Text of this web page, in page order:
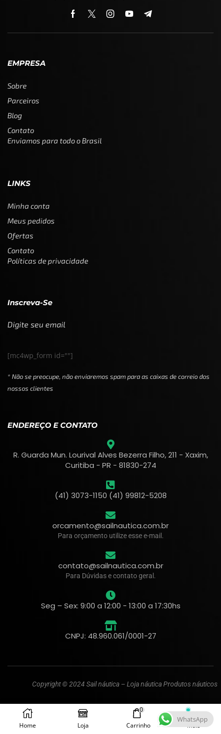
Home Loja
0
Carrinho Mais
EMPRESA
Sobre
Parceiros
Blog
Contato
Enviamos para todo o Brasil
LINKS
Minha conta
Meus pedidos
Ofertas
Contato
Políticas de privacidade
Inscreva-Se
Digite seu email
[mc4wp_form id=""]
* Não se preocupe, não enviaremos spam para as caixas de correio dos
nossos clientes
ENDEREÇO E CONTATO
R. Guarda Mun. Lourival Alves Bezerra Filho, 211 - Xaxim,
Curitiba - PR - 81830-274
(41) 3073-1150 (41) 99812-5208
orcamento@sailnautica.com.br
Para orçamento utilize esse e-mail.
contato@sailnautica.com.br
Para Dúvidas e contato geral.
Seg – Sex: 9:00 a 12:00 - 13:00 a 17:30hs
CNPJ: 48.960.061/0001-27
Copyright © 2024 Sail náutica – Loja náutica Produtos náuticos
WhatsApp